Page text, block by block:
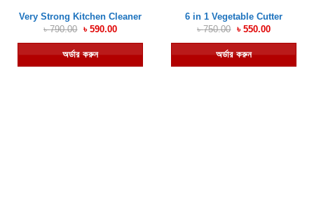
Very Strong Kitchen Cleaner
৳790.00 Original
was:
৳ 790.00.
৳ 590.00Current
is:
৳ 590.00.
অর্ডার করুন
6 in 1 Vegetable Cutter
৳750.00 Original
was:
৳ 750.00.
৳ 550.00Current
is:
৳ 550.00.
অর্ডার করুন